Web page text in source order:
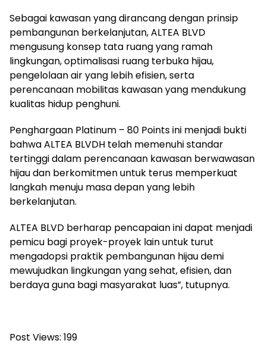
Sebagai kawasan yang dirancang dengan prinsip
pembangunan berkelanjutan, ALTEA BLVD
mengusung konsep tata ruang yang ramah
lingkungan, optimalisasi ruang terbuka hijau,
pengelolaan air yang lebih efisien, serta
perencanaan mobilitas kawasan yang mendukung
kualitas hidup penghuni.
Penghargaan Platinum – 80 Points ini menjadi bukti
bahwa ALTEA BLVDH telah memenuhi standar
tertinggi dalam perencanaan kawasan berwawasan
hijau dan berkomitmen untuk terus memperkuat
langkah menuju masa depan yang lebih
berkelanjutan.
ALTEA BLVD berharap pencapaian ini dapat menjadi
pemicu bagi proyek-proyek lain untuk turut
mengadopsi praktik pembangunan hijau demi
mewujudkan lingkungan yang sehat, efisien, dan
berdaya guna bagi masyarakat luas”, tutupnya.
Post Views: 199